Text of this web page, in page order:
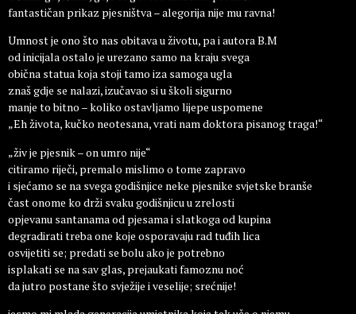
fantastičan prikaz pjesništva – alegorija nije mu ravna!
Umnost je ono što nas obitava u životu, pa i autora B.M
od inicijala ostalo je urezano samo na kraju svega
obična statua koja stoji tamo iza samoga ugla
znaš gdje se nalazi, izučavao si u školi sigurno
manje to bitno – koliko ostavljamo lijepe uspomene
„Eh života, kučko neotesana, vrati nam doktora pisanog traga!“
„živ je pjesnik – on umro nije“
citiramo riječi, premalo mislimo o tome zapravo
i sjećamo se na svega godišnjice neke pjesnike svjetske branše
čast onome ko drži svaku godišnjicu u zrelosti
opjevanu santanama od pjesama i slatkoga od kupina
degradirati treba one koje osporavaju rad tuđih lica
osvijetiti se; predati se bolu ako je potrebno
isplakati se na sav glas, prejaukati famoznu noć
da jutro postane što svježije i veselije; srećnije!